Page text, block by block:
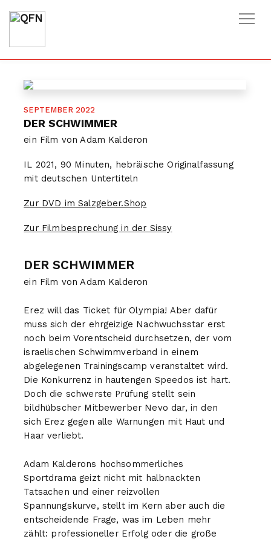
SEPTEMBER 2022
DER SCHWIMMER
ein Film von Adam Kalderon
IL 2021, 90 Minuten, hebräische Originalfassung
mit deutschen Untertiteln
Zur DVD im Salzgeber.Shop
Zur Filmbesprechung in der Sissy
DER SCHWIMMER
ein Film von Adam Kalderon
Erez will das Ticket für Olympia! Aber dafür
muss sich der ehrgeizige Nachwuchsstar erst
noch beim Vorentscheid durchsetzen, der vom
israelischen Schwimmverband in einem
abgelegenen Trainingscamp veranstaltet wird.
Die Konkurrenz in hautengen Speedos ist hart.
Doch die schwerste Prüfung stellt sein
bildhübscher Mitbewerber Nevo dar, in den
sich Erez gegen alle Warnungen mit Haut und
Haar verliebt.
Adam Kalderons hochsommerliches
Sportdrama geizt nicht mit halbnackten
Tatsachen und einer reizvollen
Spannungskurve, stellt im Kern aber auch die
entscheidende Frage, was im Leben mehr
zählt: professioneller Erfolg oder die große